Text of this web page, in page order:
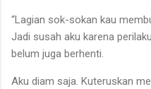
“Lagian sok-sokan kau
Jadi susah aku karena
belum juga berhenti.
Aku diam saja. Kuteruskan